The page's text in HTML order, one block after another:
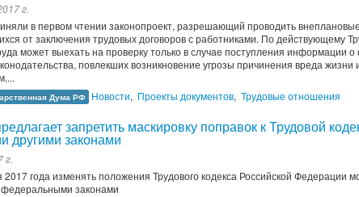
г.
в первом чтении законопроект, разрешающий проводить
от заключения трудовых договоров с работниками. По действующему
может выехать на проверку только в случае поступления информации
повлекших возникновение угрозы причинения вреда
Дума РФ Новости, Проекты документов, Трудовые отношения
запретить маскировку поправок к Трудовой
другими законами
г.
года изменять положения Трудового кодекса Российской Федерации
законами